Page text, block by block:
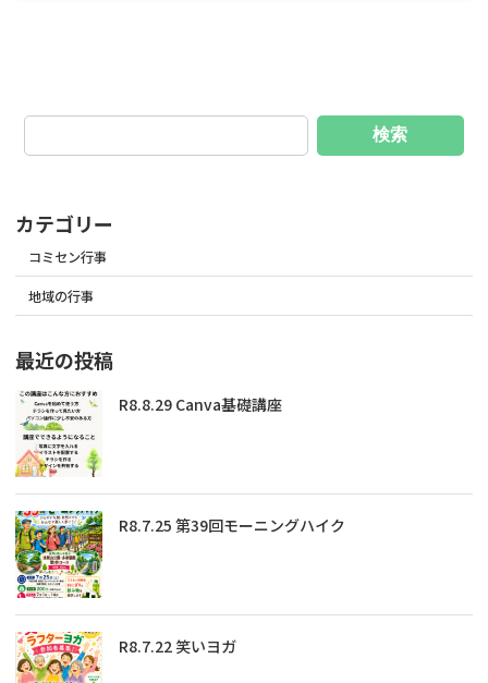
検索
カテゴリー
コミセン行事
地域の行事
最近の投稿
R8.8.29 Canva基礎講座
R8.7.25 第39回モーニングハイク
R8.7.22 笑いヨガ